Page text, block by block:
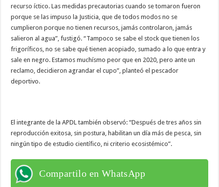
recurso íctico. Las medidas precautorias cuando se tomaron fueron
porque se las impuso la Justicia, que de todos modos no se
cumplieron porque no tienen recursos, jamás controlaron, jamás
salieron al agua”, fustigó. “Tampoco se sabe el stock que tienen los
frigoríficos, no se sabe qué tienen acopiado, sumado a lo que entra y
sale en negro. Estamos muchísmo peor que en 2020, pero ante un
reclamo, decidieron agrandar el cupo”, planteó el pescador
deportivo.
El integrante de la APDL también observó: “Después de tres años sin
reproducción exitosa, sin postura, habilitan un día más de pesca, sin
ningún tipo de estudio científico, ni criterio ecosistémico”.
Compartilo en WhatsApp